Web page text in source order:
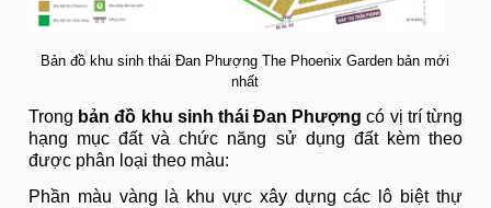
Bản đồ khu sinh thái Đan Phượng The Phoenix Garden bản mới
nhất
Trong bản đồ khu sinh thái Đan Phượng có vị trí từng
hạng mục đất và chức năng sử dụng đất kèm theo
được phân loại theo màu:
Phần màu vàng là khu vực xây dựng các lô biệt thự